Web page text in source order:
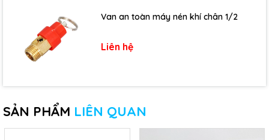
Van an toàn máy nén khí chân 1/2
Liên hệ
SẢN PHẨM LIÊN QUAN